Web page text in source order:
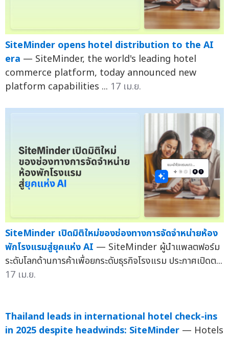
SiteMinder opens hotel distribution to the AI
era — SiteMinder, the world's leading hotel
commerce platform, today announced new
platform capabilities ... 17 เม.ย.
SiteMinder เปิดมิติใหม่ของช่องทางการจัดจำหน่ายห้อง
พักโรงแรมสู่ยุคแห่ง AI — SiteMinder ผู้นำแพลตฟอร์ม
ระดับโลกด้านการค้าเพื่อยกระดับธุรกิจโรงแรม ประกาศเปิดต...
17 เม.ย.
Thailand leads in international hotel check-ins
in 2025 despite headwinds: SiteMinder — Hotels